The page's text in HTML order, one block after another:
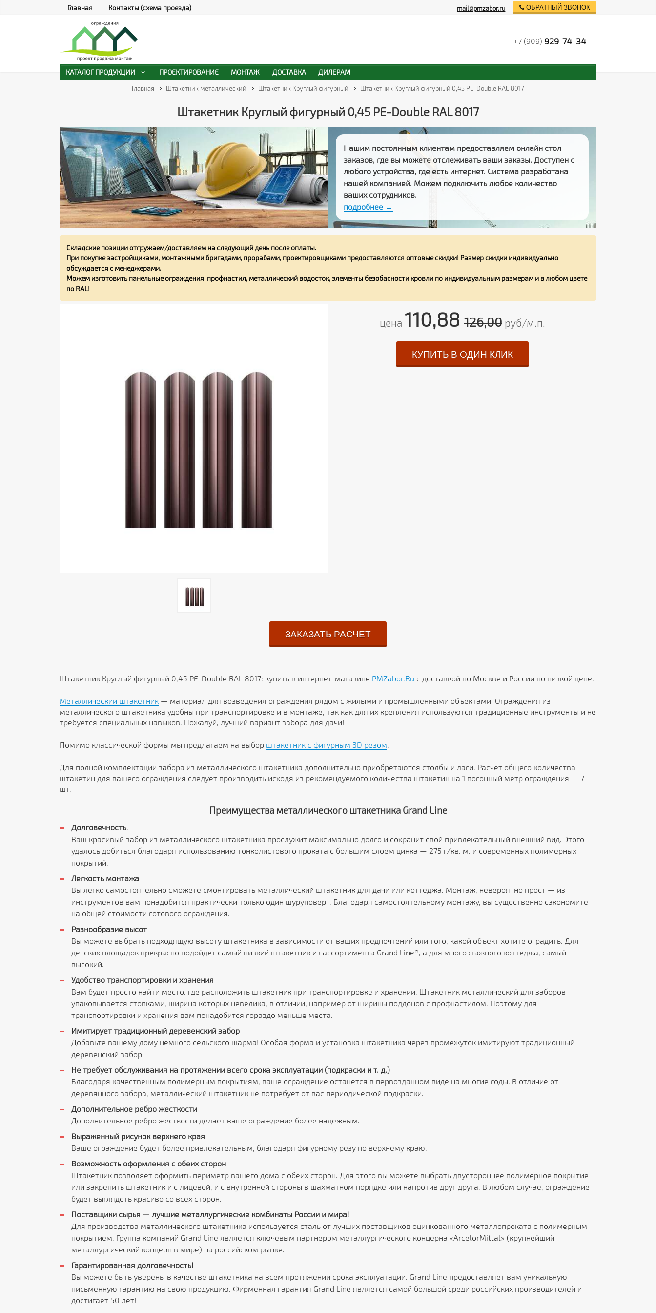
Главная Штакетник металлический Штакетник Круглый фигурный Штакетник Круглый фигурный 0,45 PE-Double RAL 8017
Штакетник Круглый фигурный 0,45 PE-Double RAL 8017
Нашим постоянным клиентам предоставляем онлайн стол
заказов, где вы можете отслеживать ваши заказы. Доступен с
любого устройства, где есть интернет. Система разработана
нашей компанией. Можем подключить любое количество
ваших сотрудников.
подробнее →
Складские позиции отгружаем/доставляем на следующий день после оплаты.
При покупке застройщиками, монтажными бригадами, прорабами, проектировщиками предоставляются оптовые скидки! Размер скидки индивидуально
обсуждается с менеджерами.
Можем изготовить панельные ограждения, профнастил, металлический водосток, элементы безобасности кровли по индивидуальным размерам и в любом цвете
по RAL!
цена 110,88126,00руб/м.п.
КУПИТЬ В ОДИН КЛИК
ЗАКАЗАТЬ РАСЧЕТ
Штакетник Круглый фигурный 0,45 PE-Double RAL 8017: купить в интернет-магазине PMZabor.Ru с доставкой по Москве и России по низкой цене.
Металлический штакетник — материал для возведения ограждения рядом с жилыми и промышленными объектами. Ограждения из
металлического штакетника удобны при транспортировке и в монтаже, так как для их крепления используются традиционные инструменты и не
требуется специальных навыков. Пожалуй, лучший вариант забора для дачи!
Помимо классической формы мы предлагаем на выбор штакетник с фигурным 3D резом
Для полной комплектации забора из металлического штакетника дополнительно приобретаются столбы и лаги. Расчет общего количества
штакетин для вашего ограждения следует производить исходя из рекомендуемого количества штакетин на 1 погонный метр ограждения — 7
шт.
Преимущества металлического штакетника Grand Line
Долговечность.
Ваш красивый забор из металлического штакетника прослужит максимально долго и сохранит свой привлекательный внешний вид. Этого
удалось добиться благодаря использованию тонколистового проката с большим слоем цинка — 275 г/кв. м. и современных полимерных
покрытий.
Легкость монтажа
Вы легко самостоятельно сможете смонтировать металлический штакетник для дачи или коттеджа. Монтаж, невероятно прост — из
инструментов вам понадобится практически только один шуруповерт. Благодаря самостоятельному монтажу, вы существенно сэкономите
на общей стоимости готового ограждения.
Разнообразие высот
Вы можете выбрать подходящую высоту штакетника в зависимости от ваших предпочтений или того, какой объект хотите оградить. Для
детских площадок прекрасно подойдет самый низкий штакетник из ассортимента Grand Line®, а для многоэтажного коттеджа, самый
высокий.
Удобство транспортировки и хранения
Вам будет просто найти место, где расположить штакетник при транспортировке и хранении. Штакетник металлический для заборов
упаковывается стопками, ширина которых невелика, в отличии, например от ширины поддонов с профнастилом. Поэтому для
транспортировки и хранения вам понадобится гораздо меньше места.
Имитирует традиционный деревенский забор
Добавьте вашему дому немного сельского шарма! Особая форма и установка штакетника через промежуток имитируют традиционный
деревенский забор.
Не требует обслуживания на протяжении всего срока эксплуатации (подкраски и т. д.)
Благодаря качественным полимерным покрытиям, ваше ограждение останется в первозданном виде на многие годы. В отличие от
деревянного забора, металлический штакетник не потребует от вас периодической подкраски.
Дополнительное ребро жесткости
Дополнительное ребро жесткости делает ваше ограждение более надежным.
Выраженный рисунок верхнего края
Ваше ограждение будет более привлекательным, благодаря фигурному резу по верхнему краю.
Возможность оформления с обеих сторон
Штакетник позволяет оформить периметр вашего дома с обеих сторон. Для этого вы можете выбрать двустороннее полимерное покрытие
или закрепить штакетник и с лицевой, и с внутренней стороны в шахматном порядке или напротив друг друга. В любом случае, ограждение
будет выглядеть красиво со всех сторон.
Поставщики сырья — лучшие металлургические комбинаты России и мира!
Для производства металлического штакетника используется сталь от лучших поставщиков оцинкованного металлопроката с полимерным
покрытием. Группа компаний Grand Line является ключевым партнером металлургического концерна «ArcelorMittal» (крупнейший
металлургический концерн в мире) на российском рынке.
Гарантированная долговечность!
Вы можете быть уверены в качестве штакетника на всем протяжении срока эксплуатации. Grand Line предоставляет вам уникальную
письменную гарантию на свою продукцию. Фирменная гарантия Grand Line является самой большой среди российских производителей и
достигает 50 лет!
Главная Контакты (схема проезда) mail@pmzabor.ru ОБРАТНЫЙ ЗВОНОК
+7 (909) 929-74-34
КАТАЛОГ ПРОДУКЦИИ ПРОЕКТИРОВАНИЕ МОНТАЖ ДОСТАВКА ДИЛЕРАМ